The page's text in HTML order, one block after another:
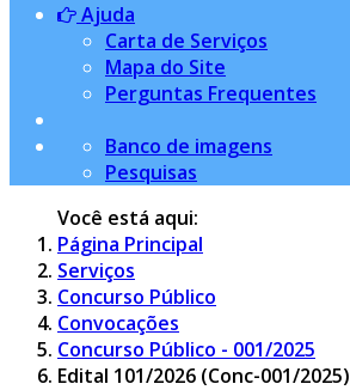
Ajuda
Carta de Serviços
Mapa do Site
Perguntas Frequentes
Banco de imagens
Pesquisas
Você está aqui:
Página Principal
Serviços
Concurso Público
Convocações
Concurso Público - 001/2025
Edital 101/2026 (Conc-001/2025)